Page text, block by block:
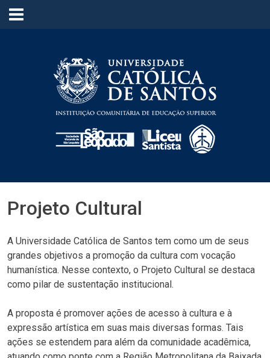
≡
Projeto Cultural
A Universidade Católica de Santos tem como um de seus
grandes objetivos a promoção da cultura com vocação
humanística. Nesse contexto, o Projeto Cultural se destaca
como pilar de sustentação institucional.
A proposta é promover ações de acesso à cultura e à
expressão artística em suas mais diversas formas. Tais
ações se estendem para além da comunidade acadêmica,